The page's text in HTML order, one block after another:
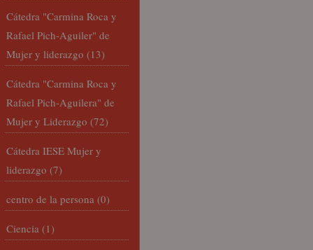
Cátedra "Carmina Roca y
Rafael Pich-Aguiler" de
Mujer y liderazgo (13)
Cátedra "Carmina Roca y
Rafael Pich-Aguilera" de
Mujer y Liderazgo (72)
Cátedra IESE Mujer y
liderazgo (7)
centro de la persona (0)
Ciencia (1)